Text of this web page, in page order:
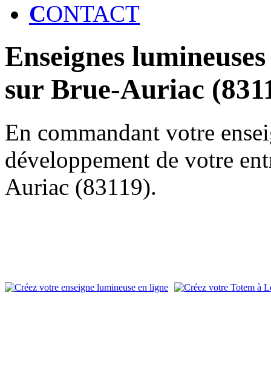
CONTACT
Enseignes
sur Brue-Auriac
En commandant votre
développement de votre
Auriac (83119).